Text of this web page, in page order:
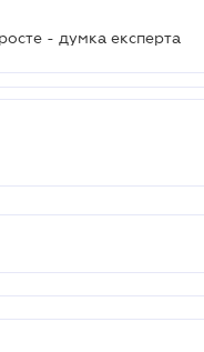
- думка експерта